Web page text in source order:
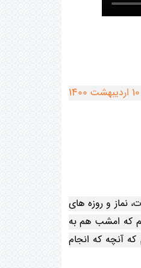
نماز و روزه های
که امشب هم به
آنچه که انجام